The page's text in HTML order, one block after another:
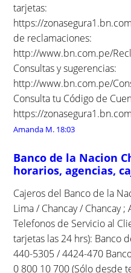
tarjetas:
https://
de reclamaciones:
http://www.bn.com.pe/
Consultas y sugerencias:
http://www.bn.com.pe/
Consulta tu Código de
https://
Amanda M. 18:03
Banco de la Nacion
horarios, agencias,
Cajeros del Banco de la
Lima / Chancay / Chancay ;
Telefonos de Servicio al
tarjetas las 24 hrs): Banco
440-5305 / 4424-470
0 800 10 700 (Sólo desde